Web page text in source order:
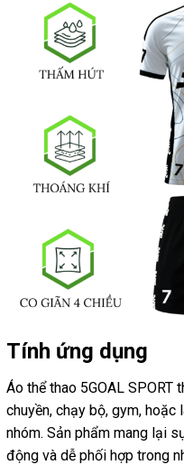
Tính ứng dụng
Áo thể thao 5GOAL SPORT
chuyền, chạy bộ, gym,
nhóm. Sản phẩm mang lại
động và dễ phối hợp trong